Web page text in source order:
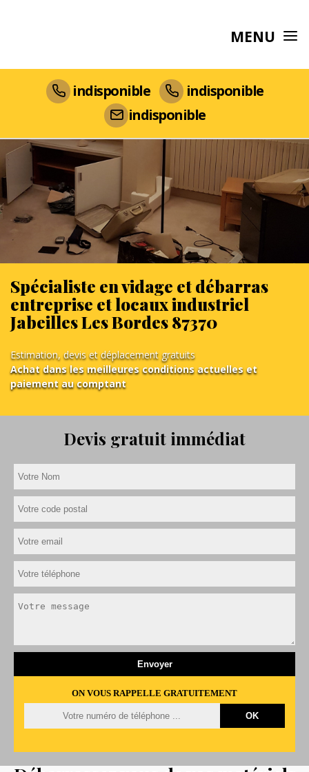
MENU
indisponible
indisponible
indisponible
Spécialiste en vidage et débarras
entreprise et locaux industriel
Jabeilles Les Bordes 87370
Estimation, devis et déplacement gratuits
Achat dans les meilleures conditions actuelles et
paiement au comptant
Devis gratuit immédiat
ON VOUS RAPPELLE GRATUITEMENT